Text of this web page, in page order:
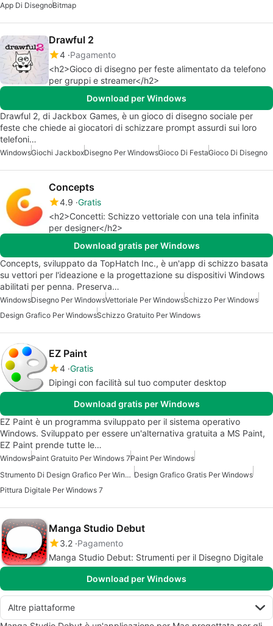
App Di DisegnoBitmap
Drawful 2
4 Pagamento
<h2>Gioco di disegno per feste alimentato da telefono
per gruppi e streamer</h2>
Download per Windows
Drawful 2, di Jackbox Games, è un gioco di disegno sociale per
feste che chiede ai giocatori di schizzare prompt assurdi sui loro
telefoni…
WindowsGiochi JackboxDisegno Per WindowsGioco Di FestaGioco Di Disegno
Concepts
4.9 Gratis
<h2>Concetti: Schizzo vettoriale con una tela infinita
per designer</h2>
Download gratis per Windows
Concepts, sviluppato da TopHatch Inc., è un'app di schizzo basata
su vettori per l'ideazione e la progettazione su dispositivi Windows
abilitati per penna. Preserva…
WindowsDisegno Per WindowsVettoriale Per WindowsSchizzo Per Windows
Design Grafico Per WindowsSchizzo Gratuito Per Windows
EZ Paint
4 Gratis
Dipingi con facilità sul tuo computer desktop
Download gratis per Windows
EZ Paint è un programma sviluppato per il sistema operativo
Windows. Sviluppato per essere un'alternativa gratuita a MS Paint,
EZ Paint prende tutte le…
WindowsPaint Gratuito Per Windows 7Paint Per Windows
Strumento Di Design Grafico Per Windows 7 Design Grafico Gratis Per Windows
Pittura Digitale Per Windows 7
Manga Studio Debut
3.2 Pagamento
Manga Studio Debut: Strumenti per il Disegno Digitale
Download per Windows
Altre piattaforme